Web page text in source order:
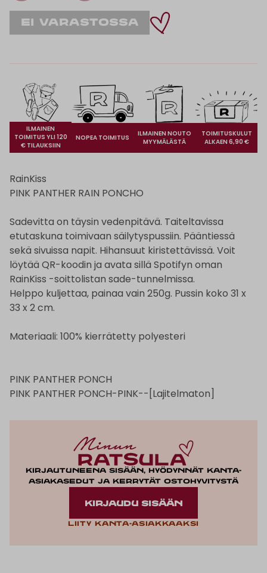
ILMAINEN
TOIMITUS YLI 120
€ TILAUKSIIN
NOPEA TOIMITUS
ILMAINEN NOUTO
MYYMÄLÄSTÄ
TOIMITUSKULUT
ALKAEN 6,90 €
RainKiss
PINK PANTHER RAIN PONCHO
Sadevitta on täysin vedenpitävä. Taiteltavissa
etutaskuna toimivaan säilytyspussiin. Pääntiessä
sekä sivuissa napit. Hihansuut kiristettävissä. Voit
löytää QR-koodin ja avata sillä Spotifyn oman
RainKiss -soittolistan sade-tunnelmissa.
Helppo kuljettaa, painaa vain 250g. Pussin koko 31 x
33 x 2 cm.
Materiaali: 100% kierrätetty polyesteri
PINK PANTHER PONCH
PINK PANTHER PONCH-PINK--[Lajitelmaton]
Kirjautuneena sisään, hyödynnät kanta-
asiakasedut ja kerrytät ostohyvitystä
KIRJAUDU SISÄÄN
Liity kanta-asiakkaaksi